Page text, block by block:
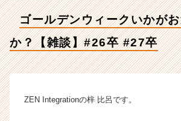
E
N
I
g
ゴールデンウィークいかが
か？【雑談】#26卒 #27卒
ZEN Integrationの梓 比呂です。